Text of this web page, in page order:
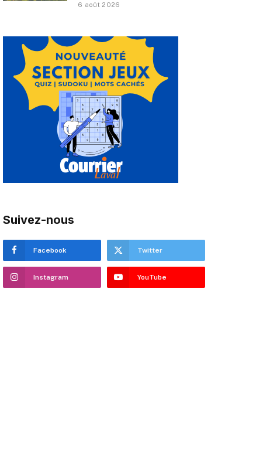
6 août 2026
Suivez-nous
Facebook Twitter
Instagram YouTube